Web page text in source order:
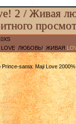
2 / Живая
LOVE ЛЮБОВЬ! ЖИВАЯ
sama: Maji Love 2000%